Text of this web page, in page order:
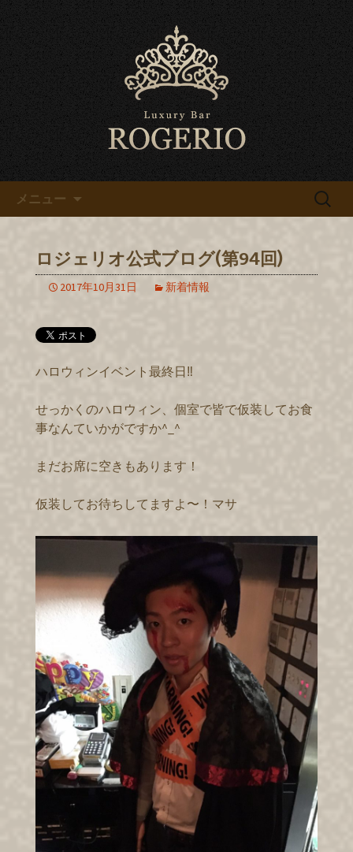
名古屋は錦でカラオケ、宴会な
ら高級バー「ロジェリオ」の
ブログ
名古屋は錦でカラオケ、宴会なら高級
バー「ロジェリオ」のブログです
メニュー
検
ロジェリオ公式ブログ(第94回)
2017年10月31日 新着情報
ハロウィンイベント最終日‼️
せっかくのハロウィン、個室で皆で仮装してお食
事なんていかがですか^_^
まだお席に空きもあります！
仮装してお待ちしてますよ〜！マサ